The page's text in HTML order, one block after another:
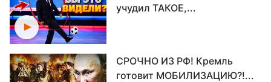
учудил ТАКОЕ,...
СРОЧНО ИЗ РФ! Кремль
готовит МОБИЛИЗАЦИЮ?!...